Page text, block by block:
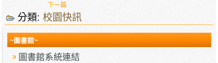
下一篇
分類:校園快訊
~圖書館~
圖書館系統連結